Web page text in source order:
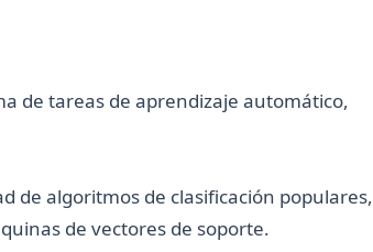
de tareas de aprendizaje automático,
de algoritmos de clasificación populares,
de vectores de soporte.